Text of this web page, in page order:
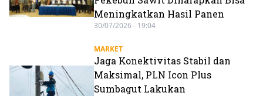
Meningkatkan Hasil Panen
30/07/2026 - 19:04
MARKET
Jaga Konektivitas Stabil dan
Maksimal, PLN Icon Plus
Sumbagut Lakukan